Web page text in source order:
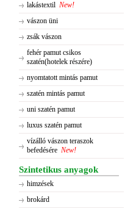
lakástextil New!
vászon üni
zsák vászon
fehér pamut csikos
szatén(hotelek részére)
nyomtatott mintás pamut
szatén mintás pamut
uni szatén pamut
luxus szatén pamut
vízálló vászon teraszok
befedésére New!
Szintetikus anyagok
himzések
brokárd